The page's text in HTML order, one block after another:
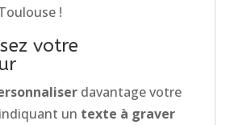
!
votre
davantage votre
un texte à graver